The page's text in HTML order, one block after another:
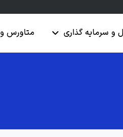
و سرمایه گذاری متاورس و NFT